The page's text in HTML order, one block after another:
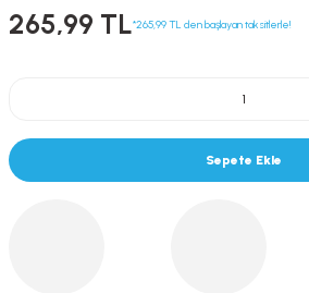
265,99 TL*265,99 TL den başlayan taksitlerle!
Sepete Ekle